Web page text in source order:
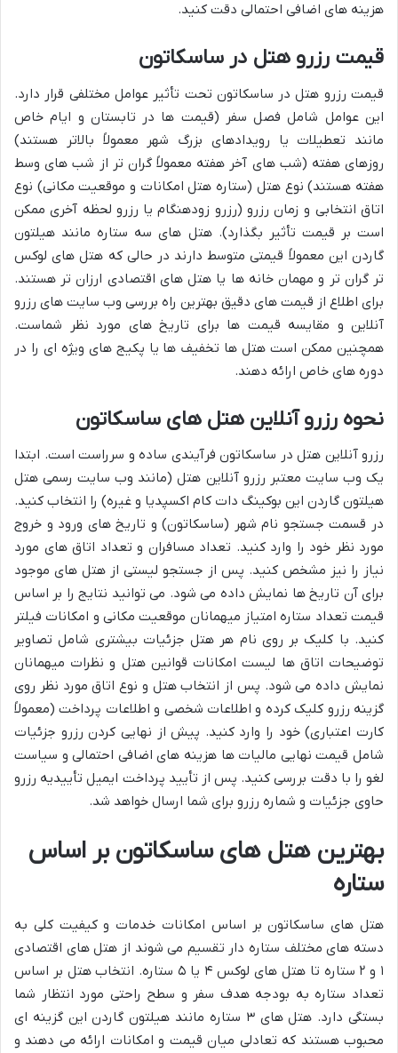
هزینه های اضافی احتمالی دقت کنید.
قیمت رزرو هتل در ساسکاتون
قیمت رزرو هتل در ساسکاتون تحت تأثیر عوامل مختلفی قرار دارد.
این عوامل شامل فصل سفر (قیمت ها در تابستان و ایام خاص
مانند تعطیلات یا رویدادهای بزرگ شهر معمولاً بالاتر هستند)
روزهای هفته (شب های آخر هفته معمولاً گران تر از شب های وسط
هفته هستند) نوع هتل (ستاره هتل امکانات و موقعیت مکانی) نوع
اتاق انتخابی و زمان رزرو (رزرو زودهنگام یا رزرو لحظه آخری ممکن
است بر قیمت تأثیر بگذارد). هتل های سه ستاره مانند هیلتون
گاردن این معمولاً قیمتی متوسط دارند در حالی که هتل های لوکس
تر گران تر و مهمان خانه ها یا هتل های اقتصادی ارزان تر هستند.
برای اطلاع از قیمت های دقیق بهترین راه بررسی وب سایت های رزرو
آنلاین و مقایسه قیمت ها برای تاریخ های مورد نظر شماست.
همچنین ممکن است هتل ها تخفیف ها یا پکیج های ویژه ای را در
دوره های خاص ارائه دهند.
نحوه رزرو آنلاین هتل های ساسکاتون
رزرو آنلاین هتل در ساسکاتون فرآیندی ساده و سرراست است. ابتدا
یک وب سایت معتبر رزرو آنلاین هتل (مانند وب سایت رسمی هتل
هیلتون گاردن این بوکینگ دات کام اکسپدیا و غیره) را انتخاب کنید.
در قسمت جستجو نام شهر (ساسکاتون) و تاریخ های ورود و خروج
مورد نظر خود را وارد کنید. تعداد مسافران و تعداد اتاق های مورد
نیاز را نیز مشخص کنید. پس از جستجو لیستی از هتل های موجود
برای آن تاریخ ها نمایش داده می شود. می توانید نتایج را بر اساس
قیمت تعداد ستاره امتیاز میهمانان موقعیت مکانی و امکانات فیلتر
کنید. با کلیک بر روی نام هر هتل جزئیات بیشتری شامل تصاویر
توضیحات اتاق ها لیست امکانات قوانین هتل و نظرات میهمانان
نمایش داده می شود. پس از انتخاب هتل و نوع اتاق مورد نظر روی
گزینه رزرو کلیک کرده و اطلاعات شخصی و اطلاعات پرداخت (معمولاً
کارت اعتباری) خود را وارد کنید. پیش از نهایی کردن رزرو جزئیات
شامل قیمت نهایی مالیات ها هزینه های اضافی احتمالی و سیاست
لغو را با دقت بررسی کنید. پس از تأیید پرداخت ایمیل تأییدیه رزرو
حاوی جزئیات و شماره رزرو برای شما ارسال خواهد شد.
بهترین هتل های ساسکاتون بر اساس
ستاره
هتل های ساسکاتون بر اساس امکانات خدمات و کیفیت کلی به
دسته های مختلف ستاره دار تقسیم می شوند از هتل های اقتصادی
۱ و ۲ ستاره تا هتل های لوکس ۴ یا ۵ ستاره. انتخاب هتل بر اساس
تعداد ستاره به بودجه هدف سفر و سطح راحتی مورد انتظار شما
بستگی دارد. هتل های ۳ ستاره مانند هیلتون گاردن این گزینه ای
محبوب هستند که تعادلی میان قیمت و امکانات ارائه می دهند و